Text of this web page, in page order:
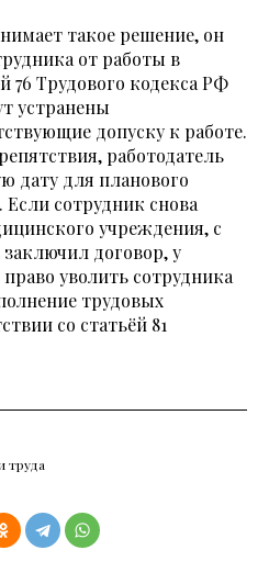
такое решение, он
от работы в
76 Трудового кодекса РФ
устранены
допуску к работе.
работодатель
дату для планового
сотрудник снова
учреждения, с
договор, у
уволить сотрудника
трудовых
со статьёй 81
труда